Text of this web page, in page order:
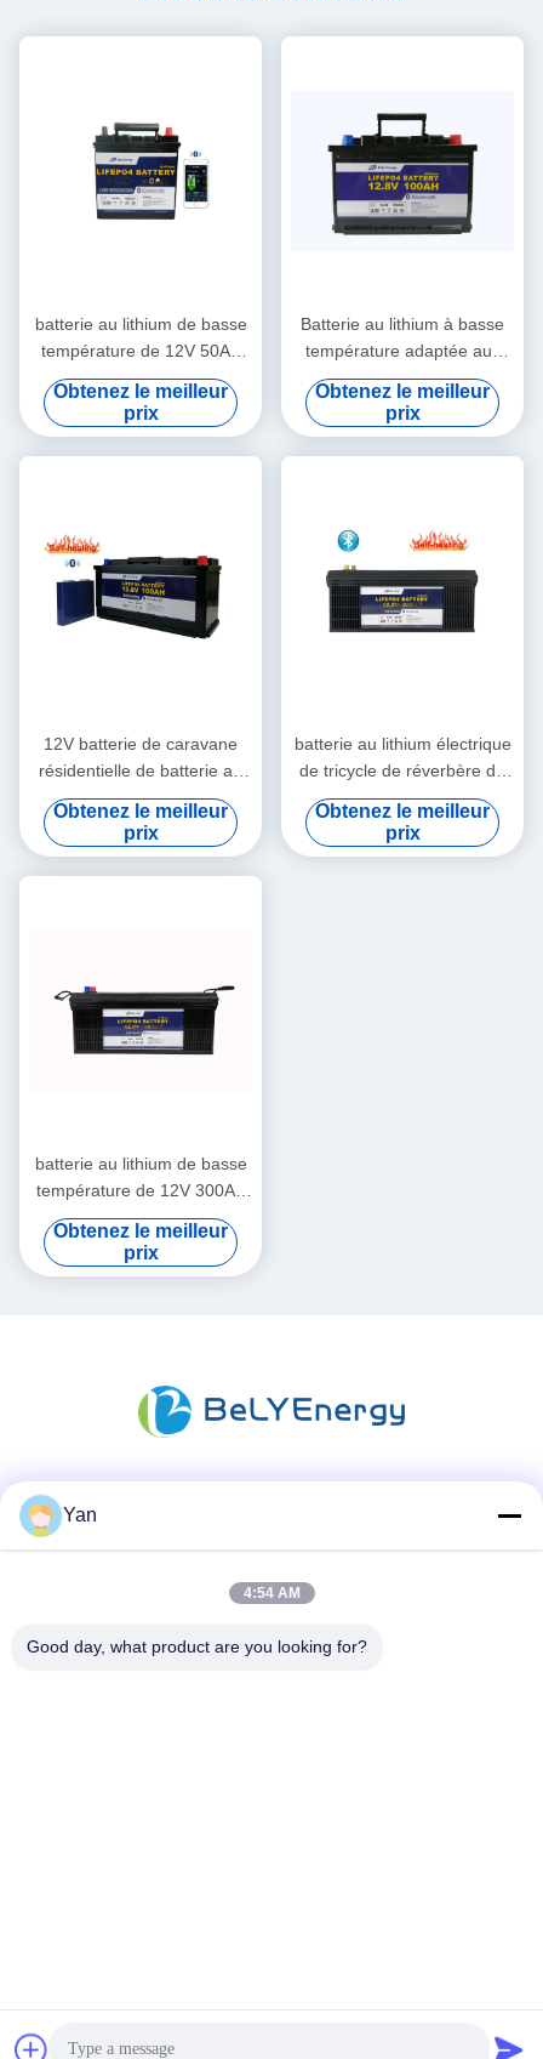
batterie au lithium de basse
température de 12V 50Ah
BT4.0 pour des loisirs
médicaux
Obtenez le meilleur
prix
Batterie au lithium à basse
température adaptée aux
besoins du client de 12V
100Ah rechargeable
Obtenez le meilleur
prix
12V batterie de caravane
résidentielle de batterie au
lithium de basse
température d'heure de 100
ampères
Obtenez le meilleur
prix
batterie au lithium électrique
de tricycle de réverbère de
piles à basse température
de 12V 200Ah
Obtenez le meilleur
prix
batterie au lithium de basse
température de 12V 300Ah
Lifepo4 pour le bateau
submersible de réfugié
Obtenez le meilleur
prix
© de Copyright 2021-2026 Shenzhen Bely Energy Technology
Yan
4:54 AM
Good day, what product are you looking for?